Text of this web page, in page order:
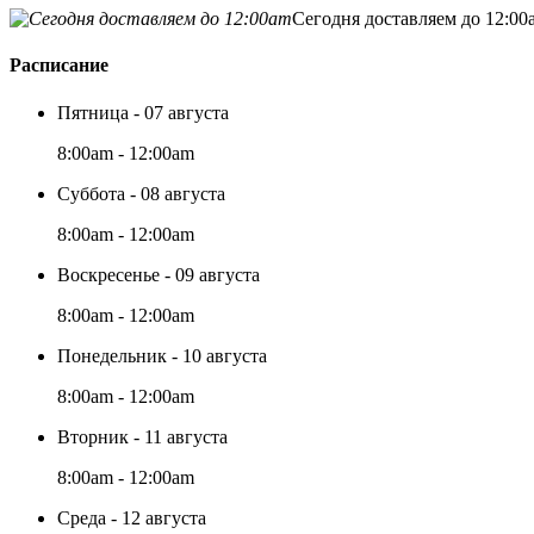
Сегодня доставляем до
Расписание
Пятница - 07 августа
8:00am - 12:00am
Суббота - 08 августа
8:00am - 12:00am
Воскресенье - 09 августа
8:00am - 12:00am
Понедельник - 10 августа
8:00am - 12:00am
Вторник - 11 августа
8:00am - 12:00am
Среда - 12 августа